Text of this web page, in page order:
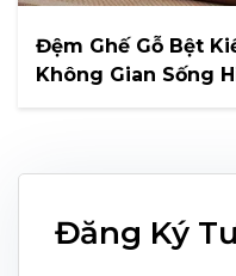
Đệm Ghế Gỗ Bệt
Không Gian Sống
Đăng Ký